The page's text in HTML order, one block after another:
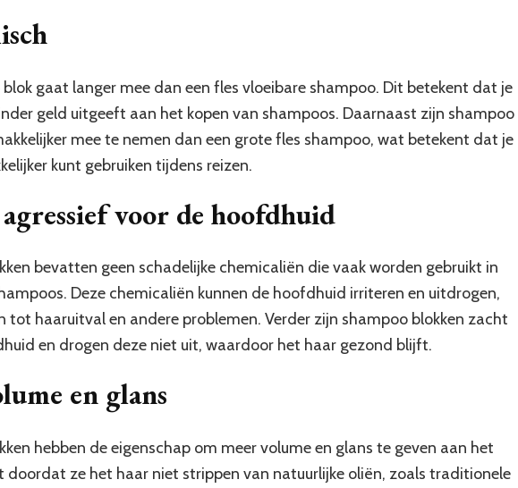
blok gaat langer mee dan een fles vloeibare shampoo. Dit betekent dat je
geld uitgeeft aan het kopen van shampoos. Daarnaast zijn shampoo
mee te nemen dan een grote fles shampoo, wat betekent dat je
kunt gebruiken tijdens reizen.
voor de hoofdhuid
bevatten geen schadelijke chemicaliën die vaak worden gebruikt in
Deze chemicaliën kunnen de hoofdhuid irriteren en uitdrogen,
tot haaruitval en andere problemen. Verder zijn shampoo blokken zacht
en drogen deze niet uit, waardoor het haar gezond blijft.
en glans
hebben de eigenschap om meer volume en glans te geven aan het
doordat ze het haar niet strippen van natuurlijke oliën, zoals traditionele